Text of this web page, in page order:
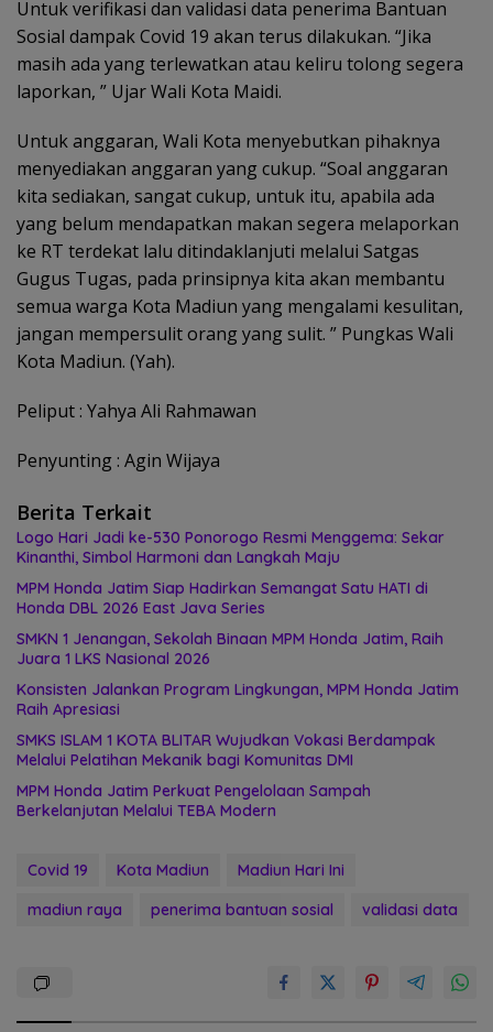
Untuk verifikasi dan validasi data penerima Bantuan
Sosial dampak Covid 19 akan terus dilakukan. “Jika
masih ada yang terlewatkan atau keliru tolong segera
laporkan, ” Ujar Wali Kota Maidi.
Untuk anggaran, Wali Kota menyebutkan pihaknya
menyediakan anggaran yang cukup. “Soal anggaran
kita sediakan, sangat cukup, untuk itu, apabila ada
yang belum mendapatkan makan segera melaporkan
ke RT terdekat lalu ditindaklanjuti melalui Satgas
Gugus Tugas, pada prinsipnya kita akan membantu
semua warga Kota Madiun yang mengalami kesulitan,
jangan mempersulit orang yang sulit. ” Pungkas Wali
Kota Madiun. (Yah).
Peliput : Yahya Ali Rahmawan
Penyunting : Agin Wijaya
Berita Terkait
Logo Hari Jadi ke-530 Ponorogo Resmi Menggema: Sekar
Kinanthi, Simbol Harmoni dan Langkah Maju
MPM Honda Jatim Siap Hadirkan Semangat Satu HATI di
Honda DBL 2026 East Java Series
SMKN 1 Jenangan, Sekolah Binaan MPM Honda Jatim, Raih
Juara 1 LKS Nasional 2026
Konsisten Jalankan Program Lingkungan, MPM Honda Jatim
Raih Apresiasi
SMKS ISLAM 1 KOTA BLITAR Wujudkan Vokasi Berdampak
Melalui Pelatihan Mekanik bagi Komunitas DMI
MPM Honda Jatim Perkuat Pengelolaan Sampah
Berkelanjutan Melalui TEBA Modern
Covid 19 Kota Madiun
Madiun Hari Ini
madiun raya
penerima bantuan sosial validasi data